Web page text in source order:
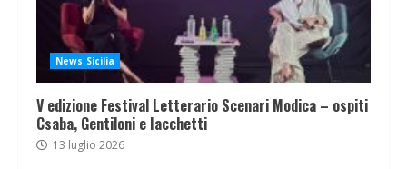
News Sicilia
V edizione Festival Letterario Scenari Modica – ospiti
Csaba, Gentiloni e Iacchetti
13 luglio 2026